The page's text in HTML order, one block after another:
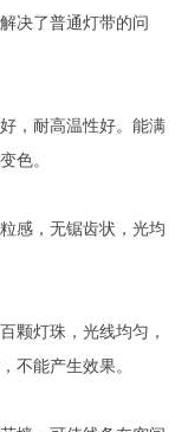
了普通灯带的问
，耐高温性好。能满
色。
感，无锯齿状，光均
灯珠，光线均匀，
不能产生效果。